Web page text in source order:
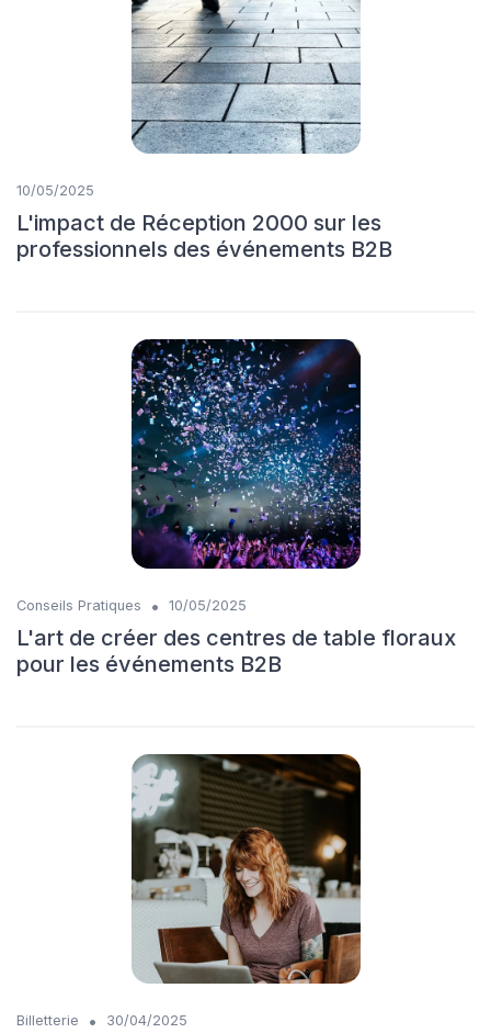
10/05/2025
L'impact de Réception 2000 sur les
professionnels des événements B2B
Conseils Pratiques • 10/05/2025
L'art de créer des centres de table floraux
pour les événements B2B
Billetterie • 30/04/2025